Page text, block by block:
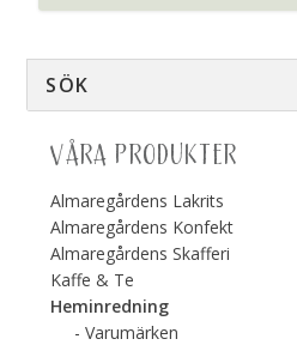
VÅRA PRODUKTER
Almaregårdens Lakrits
Almaregårdens Konfekt
Almaregårdens Skafferi
Kaffe & Te
Heminredning
Varumärken